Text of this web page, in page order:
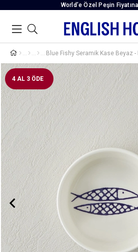
World’e Özel Peşin Fiyatına
Blue Fishy Seramik Kase Beyaz -
4 AL 3 ÖDE